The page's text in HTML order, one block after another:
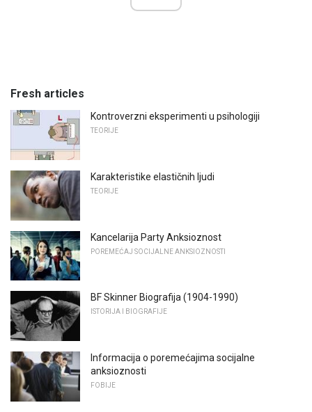
Fresh articles
Kontroverzni eksperimenti u psihologiji
TEORIJE
Karakteristike elastičnih ljudi
TEORIJE
Kancelarija Party Anksioznost
POREMEĆAJ SOCIJALNE ANKSIOZNOSTI
BF Skinner Biografija (1904-1990)
ISTORIJA I BIOGRAFIJE
Informacija o poremećajima socijalne
anksioznosti
FOBIJE